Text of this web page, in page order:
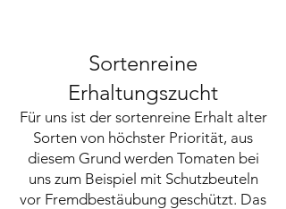
Sortenreine
Erhaltungszucht
Für uns ist der sortenreine Erhalt alter
Sorten von höchster Priorität, aus
diesem Grund werden Tomaten bei
uns zum Beispiel mit Schutzbeuteln
vor Fremdbestäubung geschützt. Das